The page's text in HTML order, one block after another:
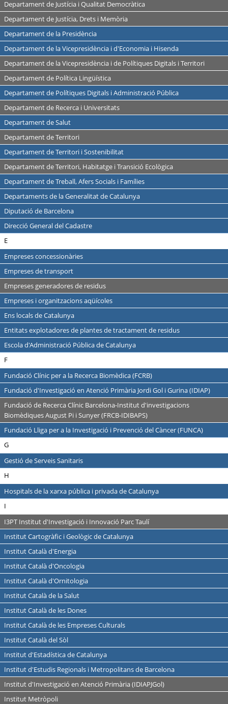
Departament de Justícia i Qualitat Democràtica
Departament de Justícia, Drets i Memòria
Departament de la Presidència
Departament de la Vicepresidència i d'Economia i Hisenda
Departament de la Vicepresidència i de Polítiques Digitals i Territori
Departament de Política Lingüística
Departament de Polítiques Digitals i Administració Pública
Departament de Recerca i Universitats
Departament de Salut
Departament de Territori
Departament de Territori i Sostenibilitat
Departament de Territori, Habitatge i Transició Ecològica
Departament de Treball, Afers Socials i Famílies
Departaments de la Generalitat de Catalunya
Diputació de Barcelona
Direcció General del Cadastre
E
Empreses concessionàries
Empreses de transport
Empreses generadores de residus
Empreses i organitzacions aqüícoles
Ens locals de Catalunya
Entitats explotadores de plantes de tractament de residus
Escola d'Administració Pública de Catalunya
F
Fundació Clínic per a la Recerca Biomèdica (FCRB)
Fundació d'Investigació en Atenció Primària Jordi Gol i Gurina (IDIAP)
Fundació de Recerca Clínic Barcelona-Institut d'investigacions
Biomèdiques August Pi i Sunyer (FRCB-IDIBAPS)
Fundació Lliga per a la Investigació i Prevenció del Càncer (FUNCA)
G
Gestió de Serveis Sanitaris
H
Hospitals de la xarxa pública i privada de Catalunya
I
I3PT Institut d'Investigació i Innovació Parc Taulí
Institut Cartogràfic i Geològic de Catalunya
Institut Català d'Energia
Institut Català d'Oncologia
Institut Català d'Ornitologia
Institut Català de la Salut
Institut Català de les Dones
Institut Català de les Empreses Culturals
Institut Català del Sòl
Institut d'Estadística de Catalunya
Institut d'Estudis Regionals i Metropolitans de Barcelona
Institut d'Investigació en Atenció Primària (IDIAPJGol)
Institut Metròpoli